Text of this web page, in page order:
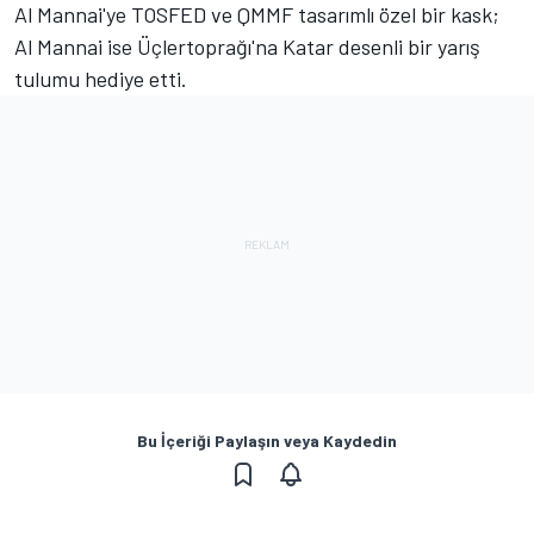
Al Mannai'ye TOSFED ve QMMF tasarımlı özel bir kask;
Al Mannai ise Üçlertoprağı'na Katar desenli bir yarış
tulumu hediye etti.
Bu İçeriği Paylaşın veya Kaydedin